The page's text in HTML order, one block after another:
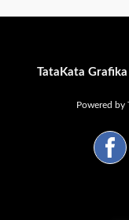
TataKata Grafika
Powered by